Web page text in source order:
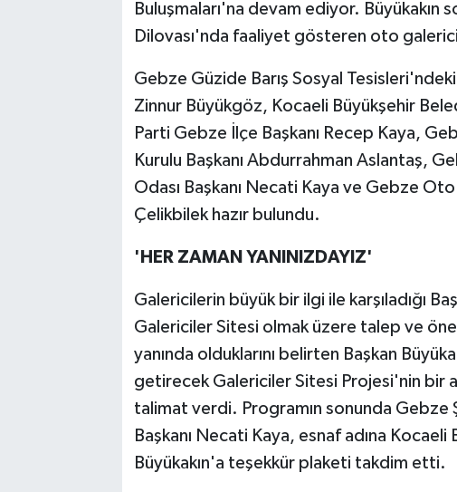
Buluşmaları'na devam ediyor. Büyükakın
Dilovası'nda faaliyet gösteren oto
Gebze Güzide Barış Sosyal
Zinnur Büyükgöz, Kocaeli Büyükşehir
Parti Gebze İlçe Başkanı Recep Kaya,
Kurulu Başkanı Abdurrahman Aslantaş,
Odası Başkanı Necati Kaya ve Gebze
Çelikbilek hazır bulundu.
'HER ZAMAN YANINIZDAYIZ'
Galericilerin büyük bir ilgi ile karşıladığı
Galericiler Sitesi olmak üzere talep ve
yanında olduklarını belirten Başkan
getirecek Galericiler Sitesi Projesi'nin bir
talimat verdi. Programın sonunda
Başkanı Necati Kaya, esnaf adına Kocaeli
Büyükakın'a teşekkür plaketi takdim etti.